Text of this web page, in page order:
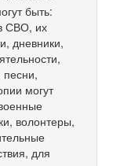
быть:
СВО, их
дневники,
песни,
могут
волонтеры,
для